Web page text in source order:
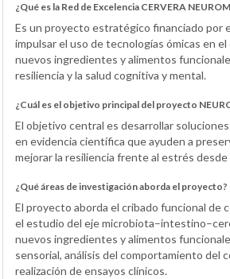
¿Qué es la Red de Excelencia CERVERA
Es un proyecto estratégico financiado por
impulsar el uso de tecnologías ómicas en
nuevos ingredientes y alimentos
resiliencia y la salud cognitiva y mental.
¿Cuál es el objetivo principal del proyecto
El objetivo central es desarrollar
en evidencia científica que ayuden a
mejorar la resiliencia frente al estrés
¿Qué áreas de investigación aborda el proyecto?
El proyecto aborda el cribado funcional de
el estudio del eje
nuevos ingredientes y alimentos
sensorial, análisis del comportamiento del
realización de ensayos clínicos.